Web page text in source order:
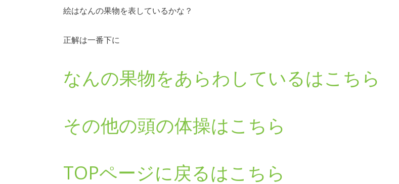
絵はなんの果物を表しているかな？
正解は一番下に
なんの果物をあらわしているはこちら
その他の頭の体操はこちら
TOPページに戻るはこちら